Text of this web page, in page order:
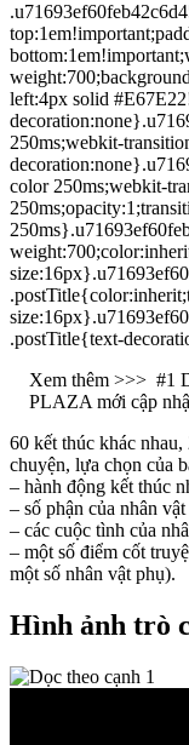
left:4px solid
250ms;webkit-
color 250ms;webkit-
.postTitle{text-
Xem thêm >>> #1
PLAZA mới cập
60 kết thúc khác
chuyện, lựa chọn của
– hành động kết thúc
– số phận của nhân
– các cuộc tình của
– một số điểm cốt
một số nhân vật phụ).
Hình ảnh trò